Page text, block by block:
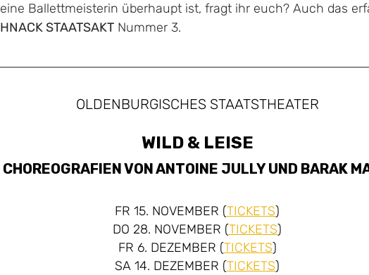
eine Ballettmeisterin überhaupt ist, fragt ihr euch? Auch das
STAATSAKT Nummer 3.
OLDENBURGISCHES STAATSTHEATER
WILD & LEISE
VON ANTOINE JULLY UND BARAK
FR 15. NOVEMBER (TICKETS)
DO 28. NOVEMBER (TICKETS)
FR 6. DEZEMBER (TICKETS)
SA 14. DEZEMBER (TICKETS)